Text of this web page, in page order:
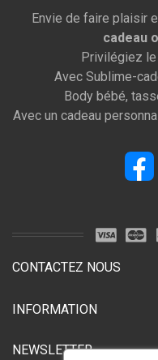
Envie de faire plaisir
cadeau
Privilégiez le
Avec Sublime-
Body bébé,
Avec un cadeau
CONTACTEZ NOUS
INFORMATION
NEWSLETTER